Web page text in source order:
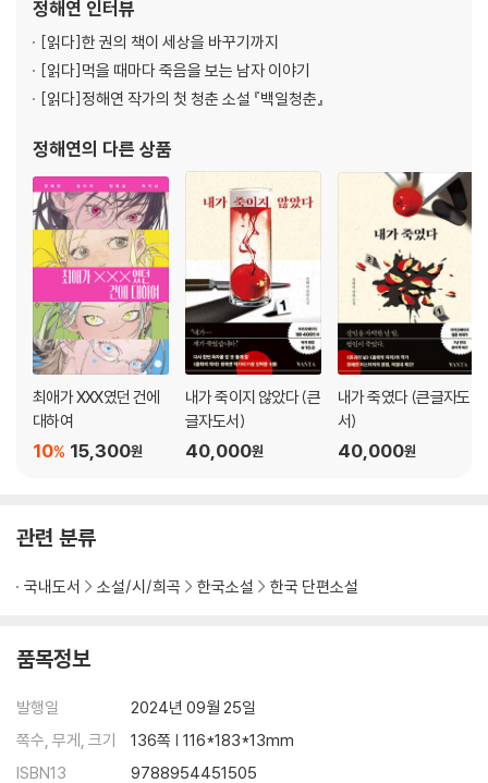
설집 『불빛 없는 밤의
정해연 인터뷰
[읽다]한 권의 책이 세상을 바꾸기까지
[읽다]먹을 때마다 죽음을 보는 남자 이야기
[읽다]정해연 작가의 첫 청춘 소설 『백일청춘』
정해연의 다른 상품
최애가 XXX였던 건에
대하여
15,300원
10%
내가 죽이지 않았다 (큰
글자도서)
40,000원
내가 죽였다 (큰글자도
서)
40,000원
관련 분류
국내도서 소설/시/희곡 한국소설 한국 단편소설
품목정보
발행일
2024년 09월 25일
쪽수, 무게, 크기
136쪽 | 116*183*13mm
ISBN13
9788954451505